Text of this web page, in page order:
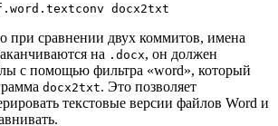
docx2txt
при сравнении двух коммитов, имена
на .docx, он должен
с помощью фильтра «word», который
docx2txt. Это позволяет
текстовые версии файлов Word и